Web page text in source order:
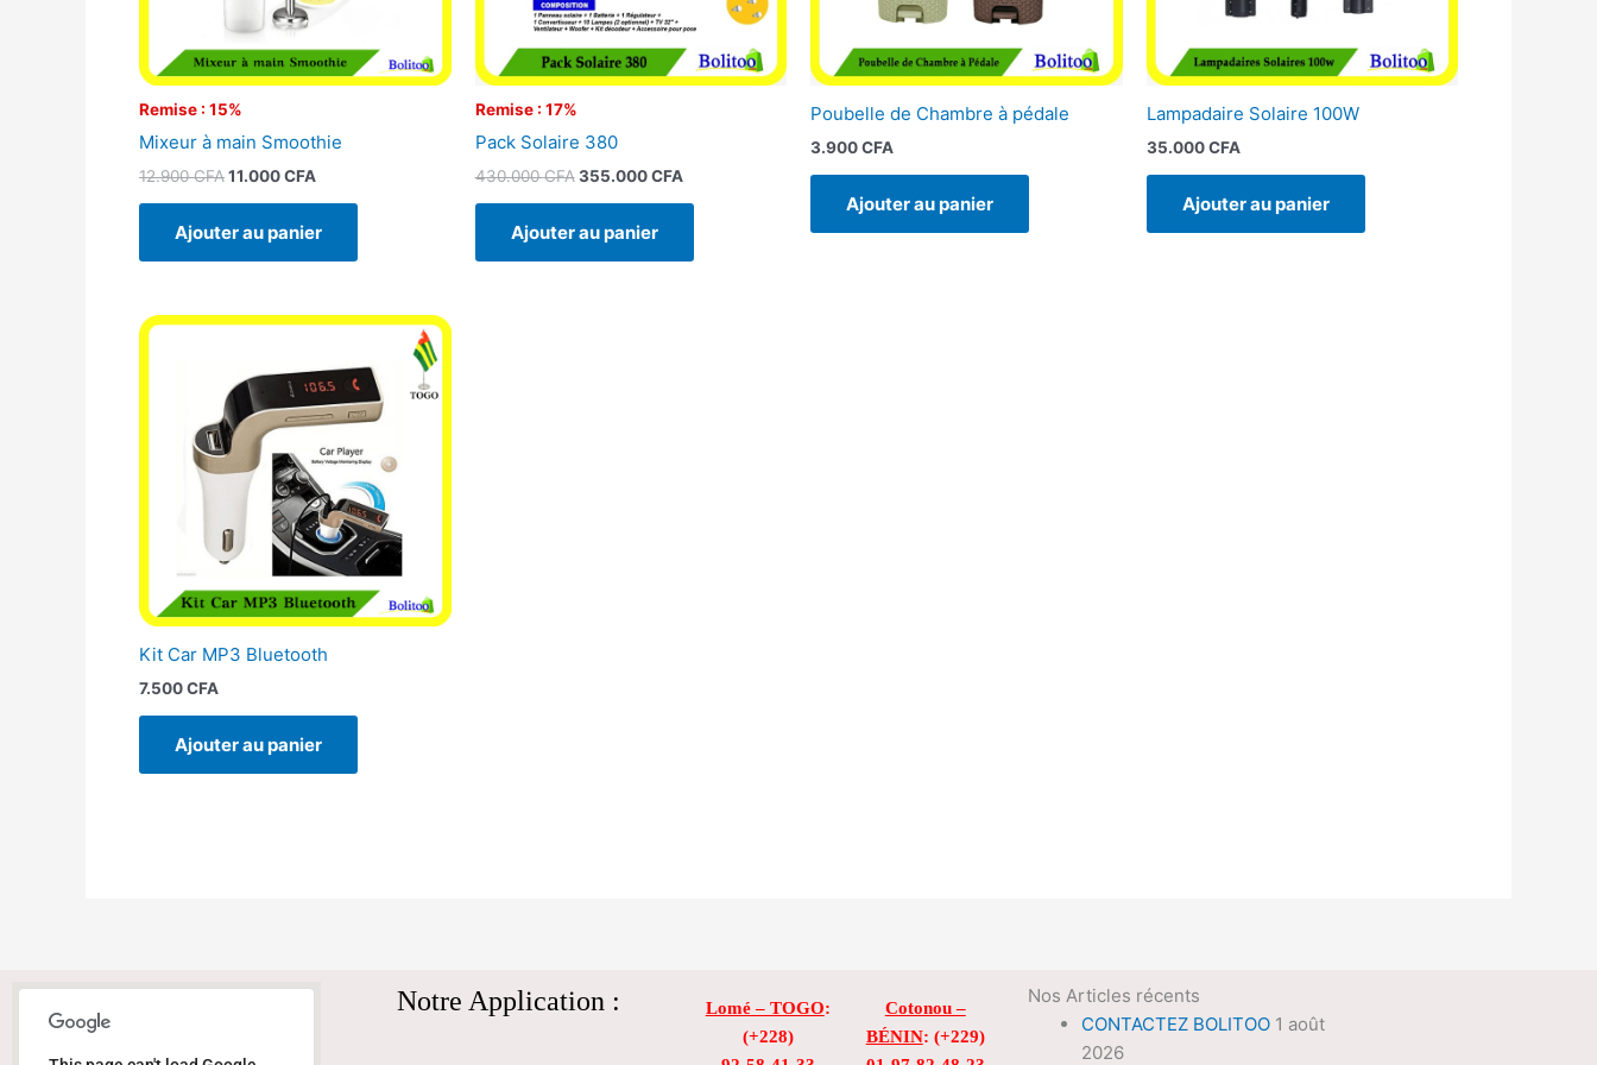
Remise : 15%
Mixeur à main Smoothie
12.900CFA11.000CFA
Ajouter au panier
Remise : 17%
Pack Solaire 380
430.000CFA 355.000CFA
Ajouter au panier
Poubelle de Chambre à pédale
3.900CFA
Ajouter au panier
Lampadaire Solaire 100W
35.000CFA
Ajouter au panier
Kit Car MP3 Bluetooth
7.500CFA
Ajouter au panier
Notre Application : Lomé – TOGO:
(+228)
Cotonou –
BÉNIN: (+229)
Nos Articles récents
CONTACTEZ BOLITOO 1 août
2026